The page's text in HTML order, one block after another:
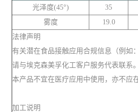
光泽度(45°)
35
雾度
19.0
法律声明
有关潜在食品接触应用合规信息（例如
请与埃克森美孚化工客户服务代表联系。
本产品不宜在医疗应用中使用，亦不应
加工说明